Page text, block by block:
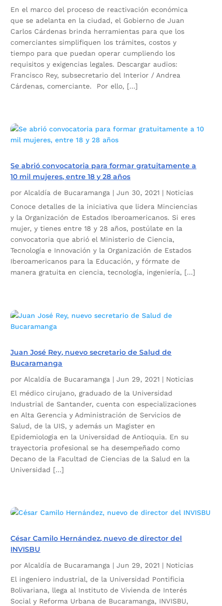
En el marco del proceso de reactivación económica
que se adelanta en la ciudad, el Gobierno de Juan
Carlos Cárdenas brinda herramientas para que los
comerciantes simplifiquen los trámites, costos y
tiempo para que puedan operar cumpliendo los
requisitos y exigencias legales. Descargar audios:
Francisco Rey, subsecretario del Interior / Andrea
Cárdenas, comerciante. Por ello, […]
Se abrió convocatoria para formar gratuitamente a
10 mil mujeres, entre 18 y 28 años
porAlcaldía de Bucaramanga |Jun 30, 2021 | Noticias
Conoce detalles de la iniciativa que lidera Minciencias
y la Organización de Estados Iberoamericanos. Si eres
mujer, y tienes entre 18 y 28 años, postúlate en la
convocatoria que abrió el Ministerio de Ciencia,
Tecnología e Innovación y la Organización de Estados
Iberoamericanos para la Educación, y fórmate de
manera gratuita en ciencia, tecnología, ingeniería, […]
Juan José Rey, nuevo secretario de Salud de
Bucaramanga
por Alcaldía de Bucaramanga |Jun 29, 2021 | Noticias
El médico cirujano, graduado de la Universidad
Industrial de Santander, cuenta con especializaciones
en Alta Gerencia y Administración de Servicios de
Salud, de la UIS, y además un Magister en
Epidemiologia en la Universidad de Antioquia. En su
trayectoria profesional se ha desempeñado como
Decano de la Facultad de Ciencias de la Salud en la
Universidad […]
César Camilo Hernández, nuevo de director del
INVISBU
por Alcaldía de Bucaramanga |Jun 29, 2021 | Noticias
El ingeniero industrial, de la Universidad Pontificia
Bolivariana, llega al Instituto de Vivienda de Interés
Social y Reforma Urbana de Bucaramanga, INVISBU,